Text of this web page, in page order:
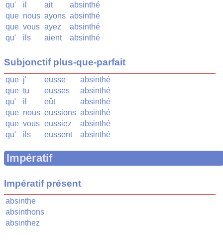
qu'
il ait
absinthé
que nous ayons absinthé
que vous ayez
absinthé
qu'
ils aient absinthé
Subjonctif plus-que-parfait
que j' eusse
absinthé
que tu eusses
absinthé
qu'
il eût
absinthé
que nous eussions absinthé
que vous eussiez
absinthé
qu'
ils eussent absinthé
Impératif
Impératif présent
absinthe
absinthons
absinthez